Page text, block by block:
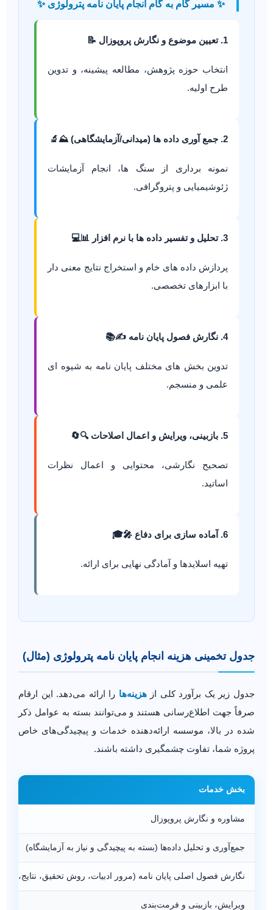
✨ مسیر گام به گام انجام پایان نامه پترولوژی ✨
1. تعیین موضوع و نگارش پروپوزال 📝
انتخاب حوزه پژوهش، مطالعه پیشینه، و تدوین
طرح اولیه.
2. جمع آوری داده ها (میدانی/آزمایشگاهی) ⛰️🔬
نمونه برداری از سنگ ها، انجام آزمایشات
ژئوشیمیایی و پتروگرافی.
3. تحلیل و تفسیر داده ها با نرم افزار 📊💻
پردازش داده های خام و استخراج نتایج معنی دار
با ابزارهای تخصصی.
4. نگارش فصول پایان نامه ✍️📚
تدوین بخش های مختلف پایان نامه به شیوه ای
علمی و منسجم.
5. بازبینی، ویرایش و اعمال اصلاحات 🔍🔄
تصحیح نگارشی، محتوایی و اعمال نظرات
اساتید.
6. آماده سازی برای دفاع 🎤🎓
تهیه اسلایدها و آمادگی نهایی برای ارائه.
جدول تخمینی هزینه انجام پایان نامه پترولوژی (مثال)
جدول زیر یک برآورد کلی ازهزینه‌ها را ارائه می‌دهد. این ارقام
صرفاً جهت اطلاع‌رسانی هستند و می‌توانند بسته به عوامل ذکر
شده در بالا، موسسه ارائه‌دهنده خدمات و پیچیدگی‌های خاص
پروژه شما، تفاوت چشمگیری داشته باشند.
بخش خدمات
مشاوره و نگارش پروپوزال
جمع‌آوری و تحلیل داده‌ها (بسته به پیچیدگی و نیاز به آزمایشگاه)
نگارش فصول اصلی پایان نامه (مرور ادبیات، روش تحقیق، نتایج،
ویرایش، بازبینی و فرمت‌بندی